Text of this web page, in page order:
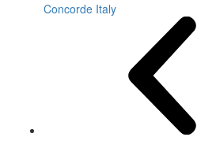
Concorde Italy